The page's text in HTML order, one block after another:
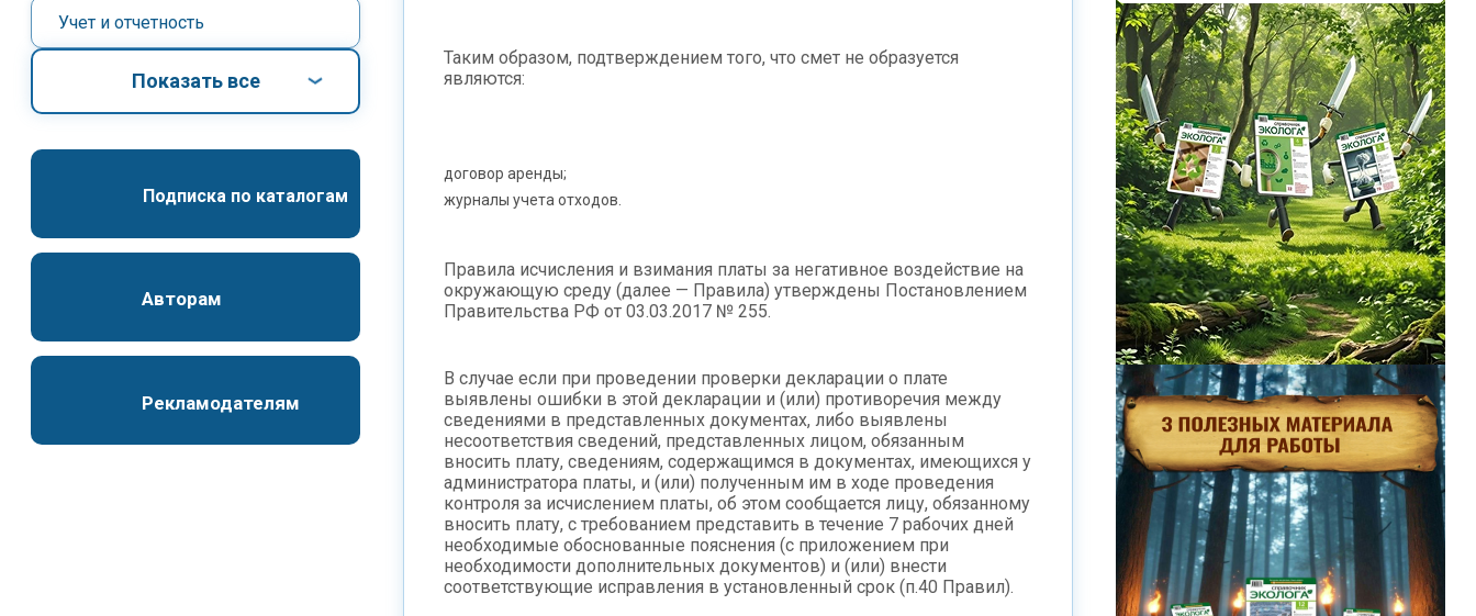
Учет и отчетность
Показать все
Подписка по каталогам
Авторам
Рекламодателям
Таким образом, подтверждением того, что смет не образуется
являются:
договор аренды;
журналы учета отходов.
Правила исчисления и взимания платы за негативное воздействие на
окружающую среду (далее — Правила) утверждены Постановлением
Правительства РФ от 03.03.2017 № 255.
В случае если при проведении проверки декларации о плате
выявлены ошибки в этой декларации и (или) противоречия между
сведениями в представленных документах, либо выявлены
несоответствия сведений, представленных лицом, обязанным
вносить плату, сведениям, содержащимся в документах, имеющихся у
администратора платы, и (или) полученным им в ходе проведения
контроля за исчислением платы, об этом сообщается лицу, обязанному
вносить плату, с требованием представить в течение 7 рабочих дней
необходимые обоснованные пояснения (с приложением при
необходимости дополнительных документов) и (или) внести
соответствующие исправления в установленный срок (п.40 Правил).